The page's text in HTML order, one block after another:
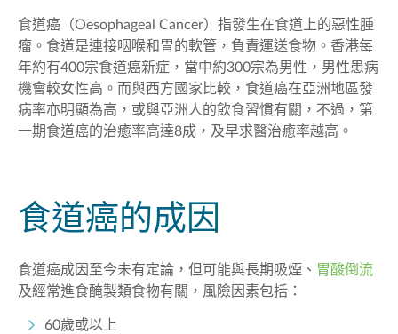
食道癌（Oesophageal Cancer）指發生在食道上的惡性腫
瘤。食道是連接咽喉和胃的軟管，負責運送食物。香港每
年約有400宗食道癌新症，當中約300宗為男性，男性患病
機會較女性高。而與西方國家比較，食道癌在亞洲地區發
病率亦明顯為高，或與亞洲人的飲食習慣有關，不過，第
一期食道癌的治癒率高達8成，及早求醫治癒率越高。
食道癌的成因
食道癌成因至今未有定論，但可能與長期吸煙、 胃酸倒流
及經常進食醃製類食物有關，風險因素包括：
60歲或以上